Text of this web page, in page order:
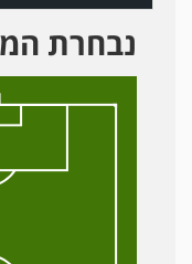
נבחרת